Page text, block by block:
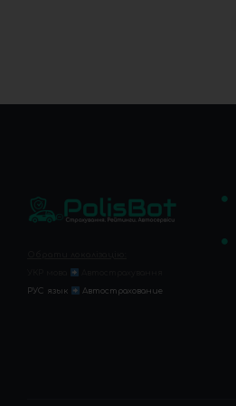
РУС язык
Автострахование